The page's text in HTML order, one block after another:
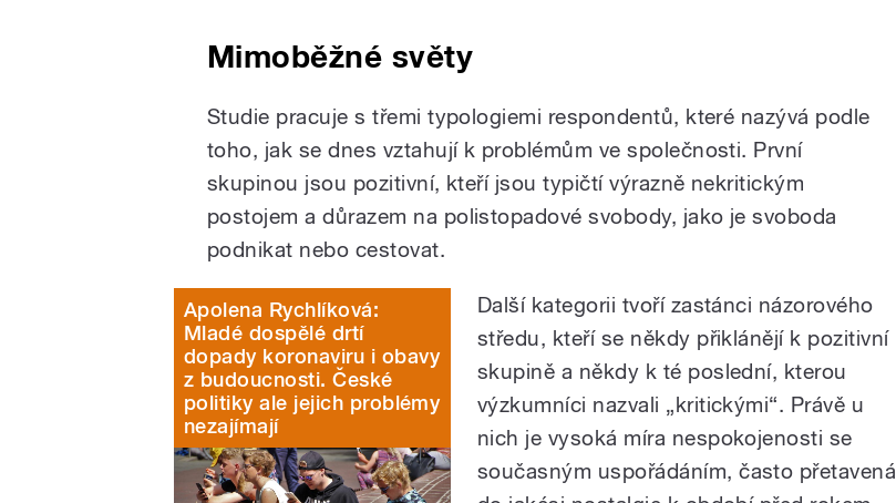
Mimoběžné světy
Studie pracuje s třemi typologiemi respondentů, které nazývá podle
toho, jak se dnes vztahují k problémům ve společnosti. První
skupinou jsou pozitivní, kteří jsou typičtí výrazně nekritickým
postojem a důrazem na polistopadové svobody, jako je svoboda
podnikat nebo cestovat.
Apolena Rychlíková:
Mladé dospělé drtí
dopady koronaviru i obavy
z budoucnosti. České
politiky ale jejich problémy
nezajímají
Další kategorii tvoří zastánci názorového
středu, kteří se někdy přiklánějí k pozitivní
skupině a někdy k té poslední, kterou
výzkumníci nazvali „kritickými“. Právě u
nich je vysoká míra nespokojenosti se
současným uspořádáním, často přetavená